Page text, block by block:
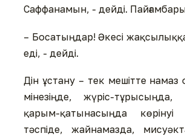
Саффанамын, - дейді.
– Босатыңдар! Әкесі
еді, - дейді.
Дін ұстану – тек мешітте намаз
мінезіңде, жүріс-тұрысыңда,
қарым-қатынасыңда
тәспіде, жайнамазда,